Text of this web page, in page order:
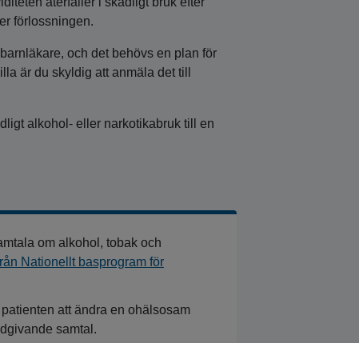
förlossningen.
och det behövs en plan för
är du skyldig att anmäla det till
alkohol- eller narkotikabruk till en
om alkohol, tobak och
Nationellt basprogram för
att ändra en ohälsosam
samtal.